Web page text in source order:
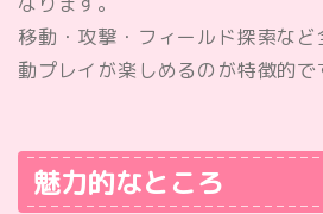
移動・攻撃・フィールド探索な
動プレイが楽しめるのが特徴的で
魅力的なところ